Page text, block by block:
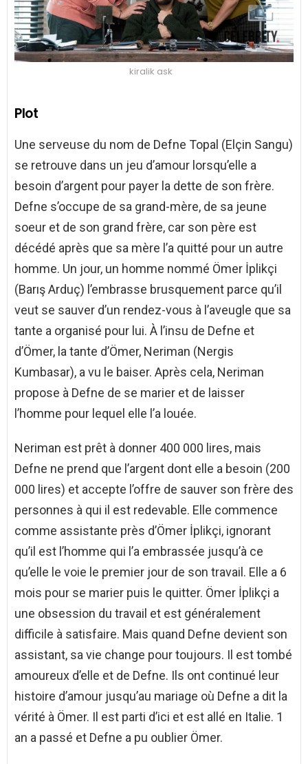
kiralik ask
Plot
Une serveuse du nom de Defne Topal (Elçin Sangu)
se retrouve dans un jeu d’amour lorsqu’elle a
besoin d’argent pour payer la dette de son frère.
Defne s’occupe de sa grand-mère, de sa jeune
soeur et de son grand frère, car son père est
décédé après que sa mère l’a quitté pour un autre
homme. Un jour, un homme nommé Ömer İplikçi
(Barış Arduç) l’embrasse brusquement parce qu’il
veut se sauver d’un rendez-vous à l’aveugle que sa
tante a organisé pour lui. À l’insu de Defne et
d’Ömer, la tante d’Ömer, Neriman (Nergis
Kumbasar), a vu le baiser. Après cela, Neriman
propose à Defne de se marier et de laisser
l’homme pour lequel elle l’a louée.
Neriman est prêt à donner 400 000 lires, mais
Defne ne prend que l’argent dont elle a besoin (200
000 lires) et accepte l’offre de sauver son frère des
personnes à qui il est redevable. Elle commence
comme assistante près d’Ömer İplikçi, ignorant
qu’il est l’homme qui l’a embrassée jusqu’à ce
qu’elle le voie le premier jour de son travail. Elle a 6
mois pour se marier puis le quitter. Ömer İplikçi a
une obsession du travail et est généralement
difficile à satisfaire. Mais quand Defne devient son
assistant, sa vie change pour toujours. Il est tombé
amoureux d’elle et de Defne. Ils ont continué leur
histoire d’amour jusqu’au mariage où Defne a dit la
vérité à Ömer. Il est parti d’ici et est allé en Italie. 1
an a passé et Defne a pu oublier Ömer.